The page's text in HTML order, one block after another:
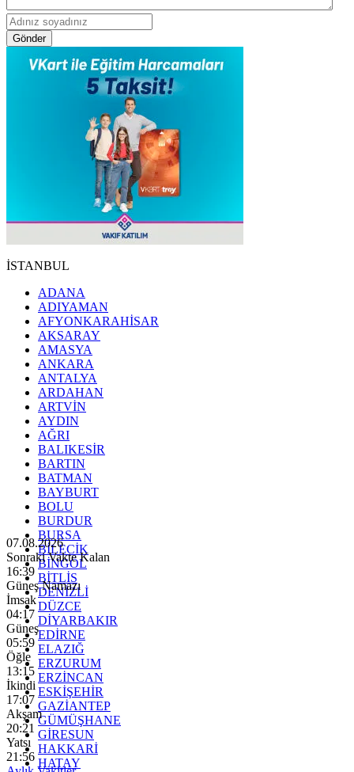
Gönder
İSTANBUL
ADANA
ADIYAMAN
AFYONKARAHİSAR
AKSARAY
AMASYA
ANKARA
ANTALYA
ARDAHAN
ARTVİN
AYDIN
AĞRI
BALIKESİR
BARTIN
BATMAN
BAYBURT
BOLU
BURDUR
BURSA
BİLECİK
BİNGÖL
BİTLİS
DENİZLİ
DÜZCE
DİYARBAKIR
EDİRNE
ELAZIĞ
ERZURUM
ERZİNCAN
ESKİŞEHİR
GAZİANTEP
GÜMÜŞHANE
GİRESUN
HAKKARİ
HATAY
07.08.2026
Sonraki Vakte Kalan
16:38
Güneş Namazı
İmsak
04:17
Güneş
05:59
Öğle
13:15
İkindi
17:07
Akşam
20:21
Yatsı
21:56